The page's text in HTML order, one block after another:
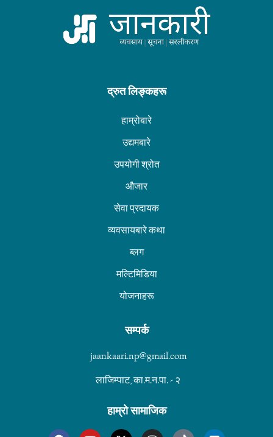
द्रुत लिङ्कहरू
हाम्रोबारे
उद्यमबारे
उपयोगी श्रोत
औजार
सेवा प्रदायक
व्यवसायबारे कथा
ब्लग
मल्टिमिडिया
योजनाहरू
सम्पर्क
jaankaari.np@gmail.com
लाजिम्पाट, का.म.न.पा. - २
हाम्रो सामाजिक